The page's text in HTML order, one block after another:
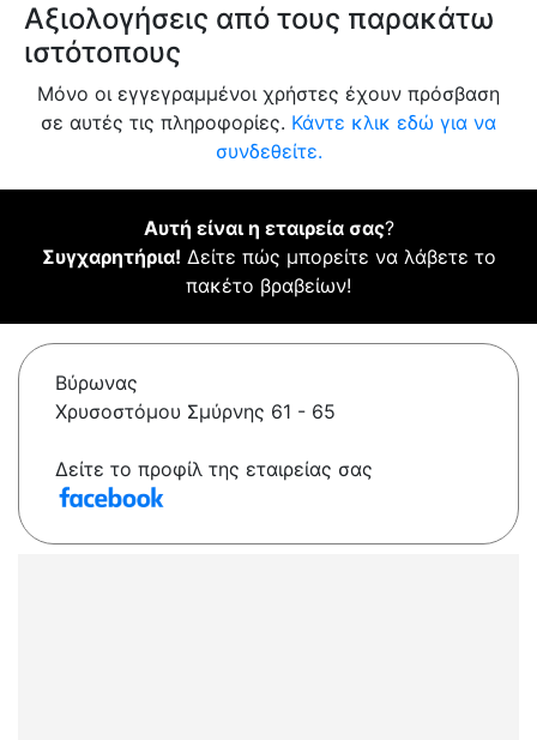
Αξιολογήσεις από τους παρακάτω
ιστότοπους
Μόνο οι εγγεγραμμένοι χρήστες έχουν πρόσβαση
σε αυτές τις πληροφορίες. Κάντε κλικ εδώ για να
συνδεθείτε.
Αυτή είναι η εταιρεία σας?
Συγχαρητήρια! Δείτε πώς μπορείτε να λάβετε το
πακέτο βραβείων!
Βύρωνας
Χρυσοστόμου Σμύρνης 61 - 65
Δείτε το προφίλ της εταιρείας σας